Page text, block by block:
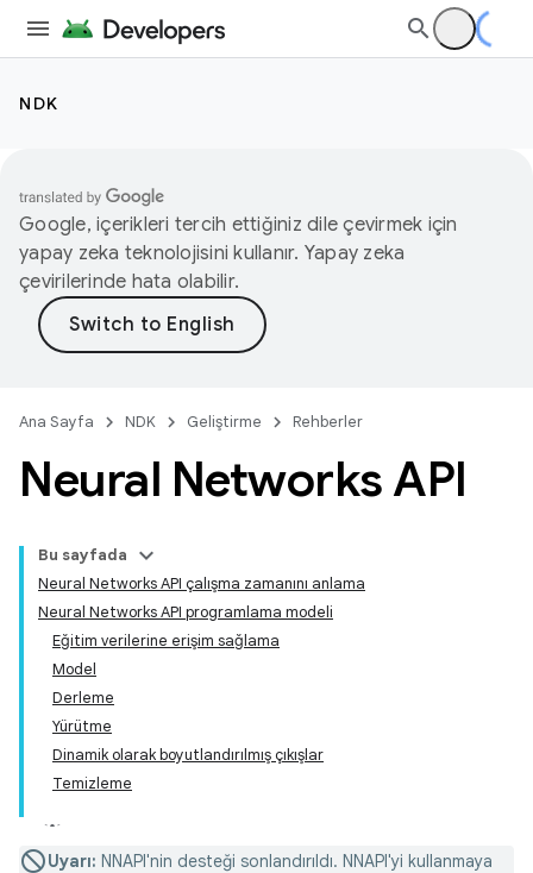
NDK
Google, içerikleri tercih ettiğiniz dile çevirmek için
yapay zeka teknolojisini kullanır. Yapay zeka
çevirilerinde hata olabilir.
Ana Sayfa NDK Geliştirme Rehberler
Neural Networks API
Bu sayfada
Neural Networks API çalışma zamanını anlama
Neural Networks API programlama modeli
Eğitim verilerine erişim sağlama
Model
Derleme
Yürütme
Dinamik olarak boyutlandırılmış çıkışlar
Temizleme
Uyarı: NNAPI'nin desteği sonlandırıldı. NNAPI'yi kullanmaya